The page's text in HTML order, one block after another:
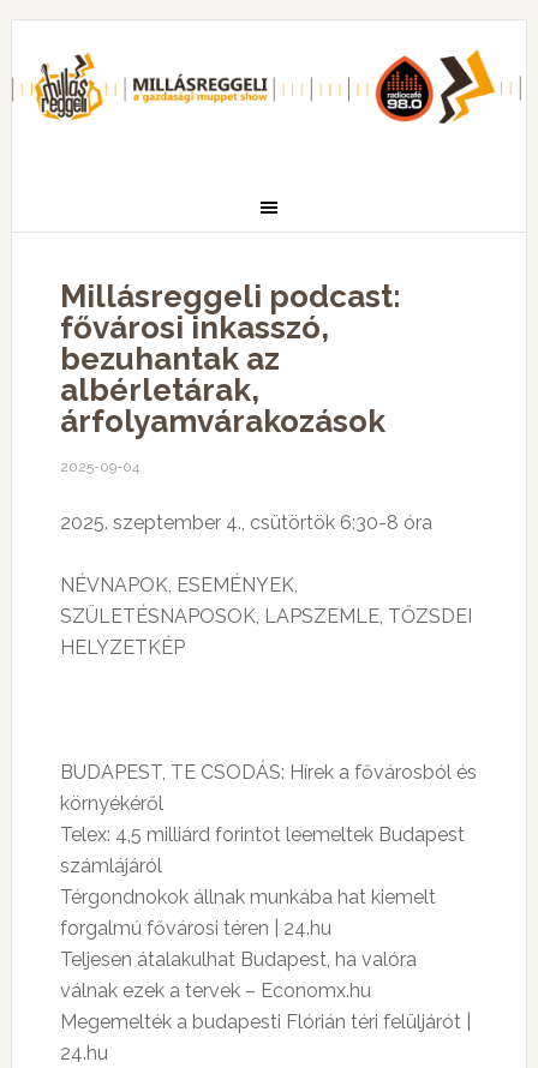
Millásreggeli podcast:
fővárosi inkasszó,
bezuhantak az
albérletárak,
árfolyamvárakozások
2025-09-04
2025. szeptember 4., csütörtök 6:30-8 óra
NÉVNAPOK, ESEMÉNYEK,
SZÜLETÉSNAPOSOK, LAPSZEMLE, TŐZSDEI
HELYZETKÉP
BUDAPEST, TE CSODÁS: Hírek a fővárosból és
környékéről
Telex: 4,5 milliárd forintot leemeltek Budapest
számlájáról
Térgondnokok állnak munkába hat kiemelt
forgalmú fővárosi téren | 24.hu
Teljesen átalakulhat Budapest, ha valóra
válnak ezek a tervek – Economx.hu
Megemelték a budapesti Flórián téri felüljárót |
24.hu